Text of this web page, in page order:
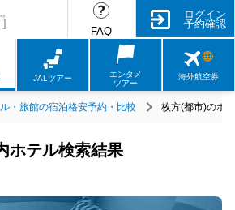
FAQ
ログイン
予約確認
JALツアー
エンタメ
ツアー
海外航空券
・旅館の宿泊格安予約・比較 枚方(都市)のホ
ホテル検索結果